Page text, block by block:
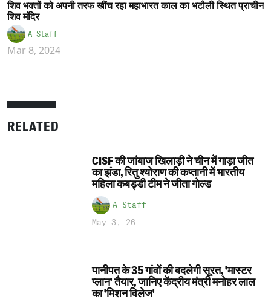
शिव भक्तों को अपनी तरफ खींच रहा महाभारत काल का भटौली स्थित प्राचीन
शिव मंदिर
A Staff
Mar 8, 2024
RELATED
CISF की जांबाज खिलाड़ी ने चीन में गाड़ा जीत
का झंडा, रितु श्योराण की कप्तानी में भारतीय
महिला कबड्डी टीम ने जीता गोल्ड
A Staff
May 3, 26
पानीपत के 35 गांवों की बदलेगी सूरत, 'मास्टर
प्लान' तैयार, जानिए केंद्रीय मंत्री मनोहर लाल
का 'मिशन विलेज'